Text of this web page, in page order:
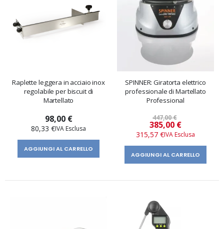
Raplette leggera in acciaio inox
regolabile per biscuit di
Martellato
98,00 €
80,33 €
AGGIUNGI AL CARRELLO
SPINNER: Giratorta elettrico
professionale di Martellato
Professional
447,00 €
Prezzo
speciale
385,00 €
315,57 €
AGGIUNGI AL CARRELLO